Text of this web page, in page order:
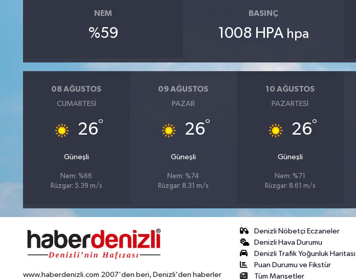
NEM
%59
BASINÇ
1008 HPA hpa
08 AĞUSTOS
CUMARTESI
26°
Güneşli
Nem: %66
Rüzgar: 5.39 m/s
09 AĞUSTOS
PAZAR
26°
Güneşli
Nem: %74
Rüzgar: 8.31 m/s
10 AĞUSTOS
PAZARTESI
26°
Güneşli
Nem: %71
Rüzgar: 8.61 m/s
www.haberdenizli.com 2007'den beri, Denizli'den haberler
Denizli Nöbetçi Eczaneler
Denizli Hava Durumu
Denizli Trafik Yoğunluk Haritası
Puan Durumu ve Fikstür
Tüm Manşetler